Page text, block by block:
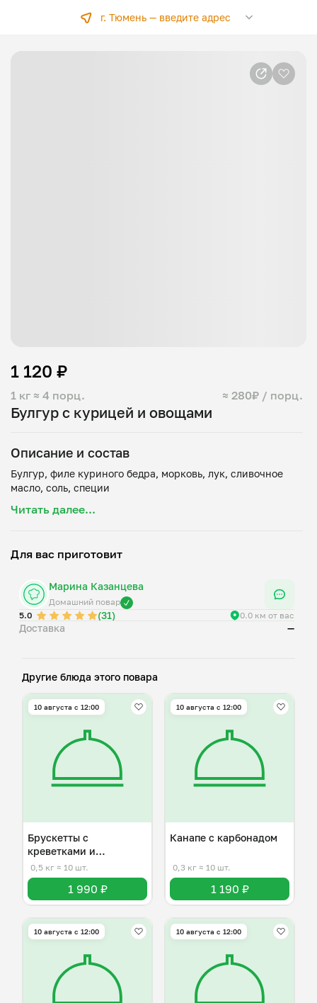
г. Тюмень — введите адрес
Булгур с курицей и овощами
1 кг ≈ 4 порц. ≈ 280₽ / порц.
1 120 ₽
Описание и состав
Булгур, филе куриного бедра, морковь, лук, сливочное
Читать далее...
Для вас приготовит
Марина Казанцева
Домашний повар
5.0
(31) 0.0 км от вас
Доставка —
Другие блюда этого повара
10 августа с 12:00
Брускетты с
креветками и
карамелизованной
грушей
0,5 кг ≈ 10 шт.
1 990 ₽
10 августа с 12:00
Канапе с карбонадом
0,3 кг ≈ 10 шт.
1 190 ₽
10 августа с 12:00 10 августа с 12:00